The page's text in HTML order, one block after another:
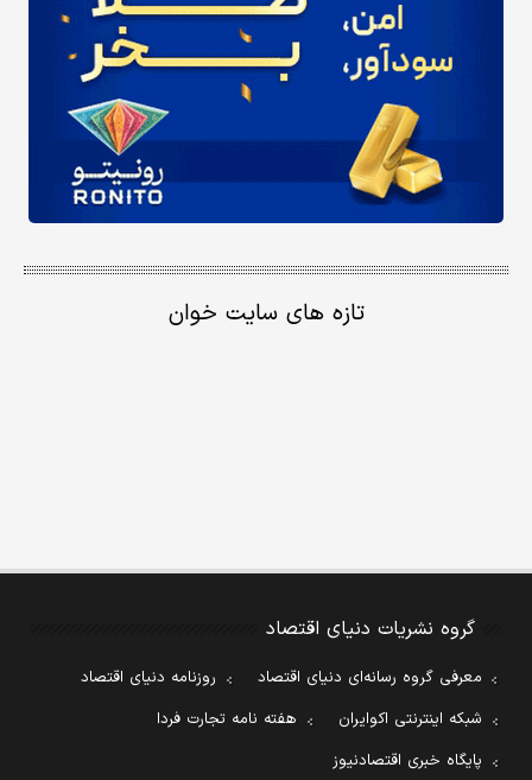
تازه های سایت خوان
گروه نشریات دنیای اقتصاد
معرفی گروه رسانه‌ای دنیای اقتصاد
روزنامه دنیای اقتصاد
شبکه اینترنتی اکوایران
هفته نامه تجارت فردا
پایگاه خبری اقتصادنیوز